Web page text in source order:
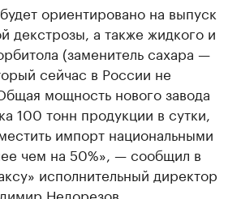
ориентировано на выпуск
декстрозы, а также жидкого и
(заменитель сахара —
сейчас в России не
мощность нового завода
100 тонн продукции в сутки,
импорт национальными
чем на 50%», — сообщил в
исполнительный директор
Недорезов.